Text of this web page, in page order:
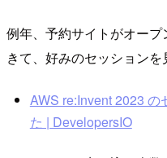
例年、予約サイトがオー
きて、好みのセッションを
AWS re:Invent 2023
た | DevelopersIO